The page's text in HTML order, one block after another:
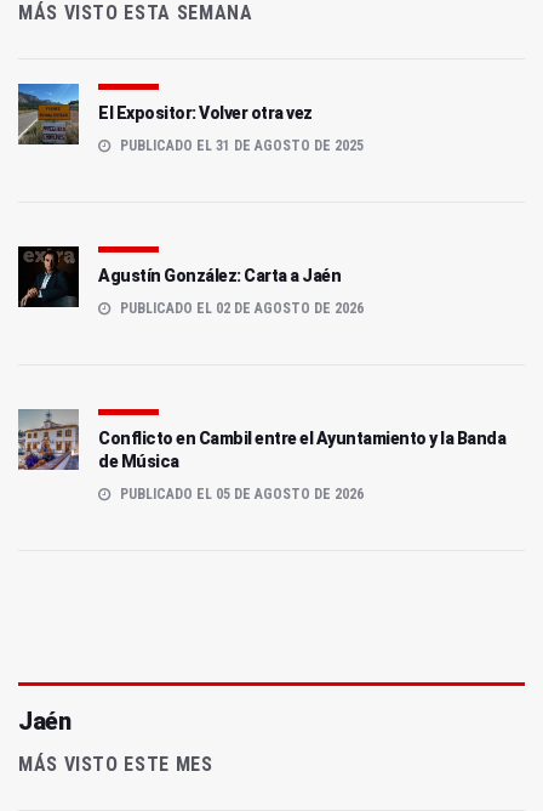
MÁS VISTO ESTA SEMANA
El Expositor: Volver otra vez
PUBLICADO EL 31 DE AGOSTO DE 2025
Agustín González: Carta a Jaén
PUBLICADO EL 02 DE AGOSTO DE 2026
Conflicto en Cambil entre el Ayuntamiento y la Banda
de Música
PUBLICADO EL 05 DE AGOSTO DE 2026
Jaén
MÁS VISTO ESTE MES